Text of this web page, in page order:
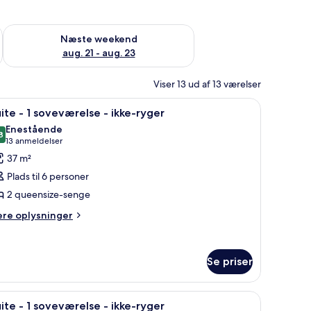
14 - aug. 16
Næste weekend
aug. 21 - aug. 23
Tjek tilgængelighed for næste weekend aug. 21 - aug. 23
Viser 13 ud af 13 værelser
et skrivebord og en ventilator.Et hotelværelse med to senge, et fjernsyn,
4 - 1 soveværelse - ikke-ryger
ud af 10
Enestående
13 anmeldelser
(13
anmeldelser)
37 m²
Plads til 6 personer
2 queensize-senge
oplysninger
Se priser
tv, et skrivebord og en ventilator.En pænt redt seng med et sengegærde, to
5 - 1 soveværelse - ikke-ryger